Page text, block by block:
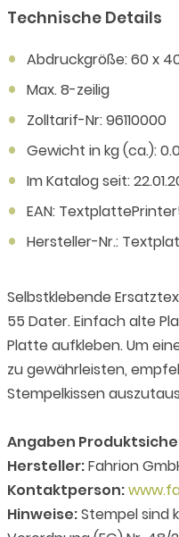
Technische Details
Abdruckgröße: 60 x
Max. 8-zeilig
Zolltarif-Nr: 96110000
Gewicht in kg (ca.):
Im Katalog seit:
EAN:
Hersteller-Nr.:
Selbstklebende
55 Dater. Einfach alte
Platte aufkleben. Um
zu gewährleisten,
Stempelkissen
Angaben
Hersteller:Fahrion
Kontaktperson:
Hinweise:Stempel sind